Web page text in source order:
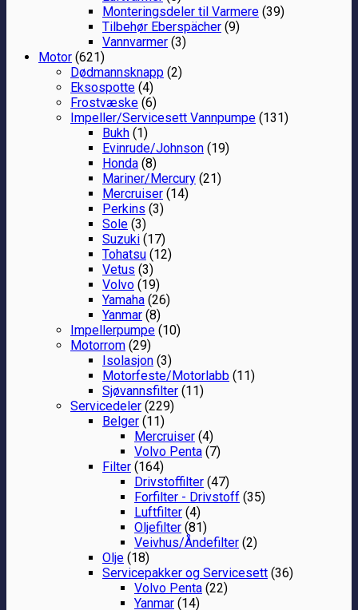
Monteringsdeler til Varmere (39)
Tilbehør Eberspächer (9)
Vannvarmer (3)
Motor (621)
Dødmannsknapp (2)
Eksospotte (4)
Frostvæske (6)
Impeller/Servicesett Vannpumpe (131)
Bukh (1)
Evinrude/Johnson (19)
Honda (8)
Mariner/Mercury (21)
Mercruiser (14)
Perkins (3)
Sole (3)
Suzuki (17)
Tohatsu (12)
Vetus (3)
Volvo (19)
Yamaha (26)
Yanmar (8)
Impellerpumpe (10)
Motorrom (29)
Isolasjon (3)
Motorfeste/Motorlabb (11)
Sjøvannsfilter (11)
Servicedeler (229)
Belger (11)
Mercruiser (4)
Volvo Penta (7)
Filter (164)
Drivstoffilter (47)
Forfilter - Drivstoff (35)
Luftfilter (4)
Oljefilter (81)
Veivhus/Åndefilter (2)
Olje (18)
Servicepakker og Servicesett (36)
Volvo Penta (22)
Yanmar (14)